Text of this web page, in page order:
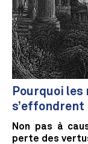
Pourquoi les
s’effondrent
Non pas à
perte des